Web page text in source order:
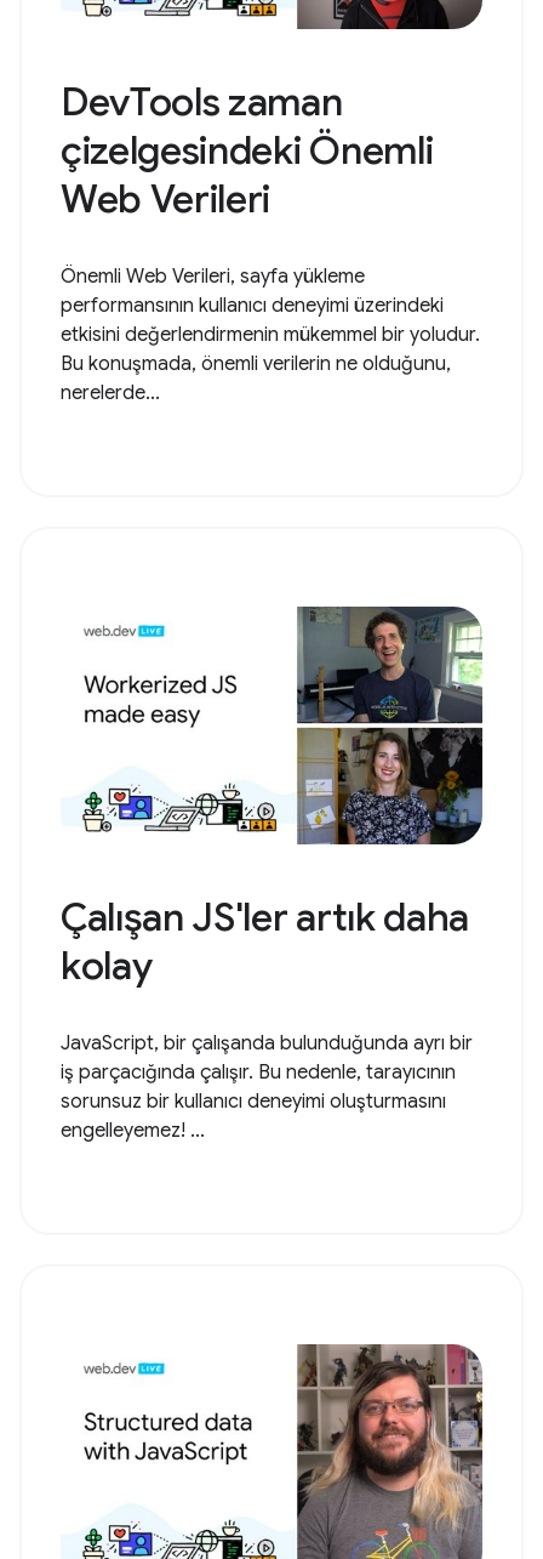
DevTools zaman
çizelgesindeki Önemli
Web Verileri
Önemli Web Verileri, sayfa yükleme
performansının kullanıcı deneyimi üzerindeki
etkisini değerlendirmenin mükemmel bir yoludur.
Bu konuşmada, önemli verilerin ne olduğunu,
nerelerde...
Çalışan JS'ler artık daha
kolay
JavaScript, bir çalışanda bulunduğunda ayrı bir
iş parçacığında çalışır. Bu nedenle, tarayıcının
sorunsuz bir kullanıcı deneyimi oluşturmasını
engelleyemez! ...